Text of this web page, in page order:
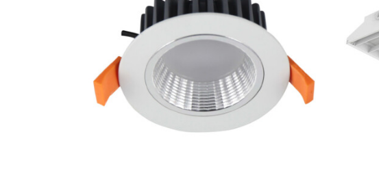
DÉTAILS